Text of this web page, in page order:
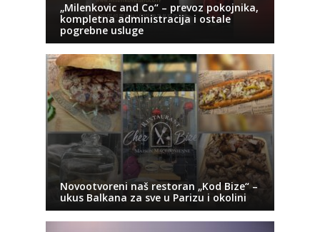
„Milenkovic and Co“ – prevoz pokojnika,
kompletna administracija i ostale
pogrebne usluge
Novootvoreni naš restoran „Kod Bize“ –
ukus Balkana za sve u Parizu i okolini